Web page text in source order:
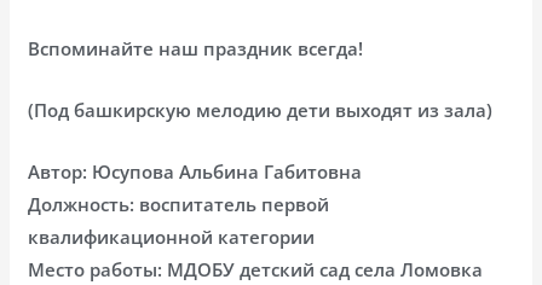
Вспоминайте наш праздник всегда!
(Под башкирскую мелодию дети выходят из зала)
Автор: Юсупова Альбина Габитовна
Должность: воспитатель первой
квалификационной категории
Место работы: МДОБУ детский сад села Ломовка